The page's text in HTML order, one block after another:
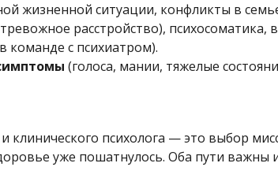
жизненной ситуации, конфликты в
тревожное расстройство),
команде с психиатром).
(голоса, мании, тяжелые
клинического психолога — это выбор
уже пошатнулось. Оба пути важны